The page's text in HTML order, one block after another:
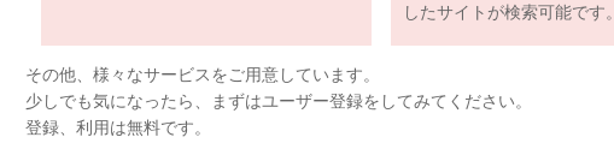
したサイトが検索可能です。
その他、様々なサービスをご用意しています。
少しでも気になったら、まずはユーザー登録をしてみてください。
登録、利用は無料です。